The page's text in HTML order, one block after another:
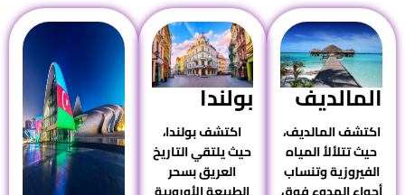
المالديف
اكتشف المالديف،
حيث تتلألأ المياه
الفيروزية وتنساب
بولندا
اكتشف بولندا،
حيث يلتقي التاريخ
العريق بسحر